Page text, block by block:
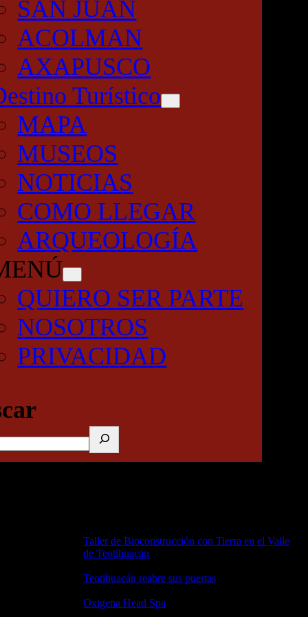
SAN JUAN
ACOLMAN
AXAPUSCO
Turístico
MAPA
MUSEOS
NOTICIAS
COMO LLEGAR
ARQUEOLOGÍA
QUIERO SER PARTE
NOSOTROS
PRIVACIDAD
Taller de Bioconstrucción con Tierra en el Valle
de Teotihuacán
Teotihuacán reabre sus puertas
Oxigena Head Spa